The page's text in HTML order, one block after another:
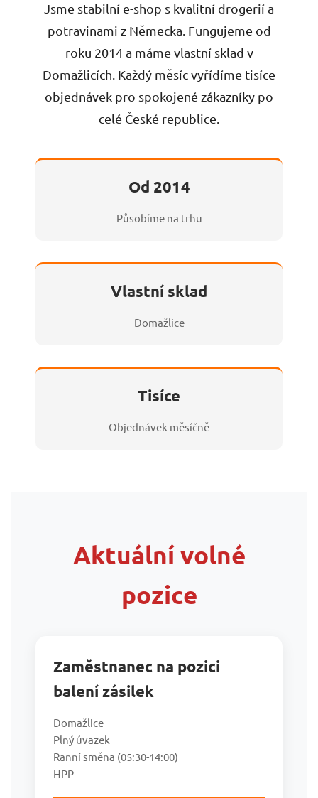
Jsme stabilní e-shop s kvalitní drogerií a
potravinami z Německa. Fungujeme od
roku 2014 a máme vlastní sklad v
Domažlicích. Každý měsíc vyřídíme tisíce
objednávek pro spokojené zákazníky po
celé České republice.
Od 2014
Působíme na trhu
Vlastní sklad
Domažlice
Tisíce
Objednávek měsíčně
Aktuální volné
pozice
Zaměstnanec na pozici
balení zásilek
Domažlice
Plný úvazek
Ranní směna (05:30-14:00)
HPP